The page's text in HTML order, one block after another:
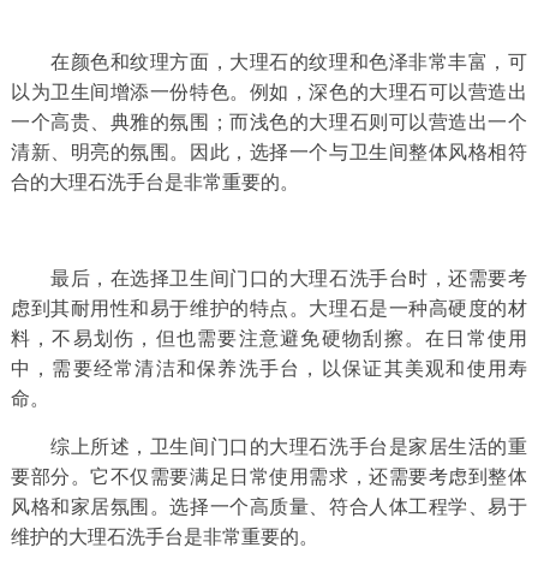
在颜色和纹理方面，大理石的纹理和色泽非常丰富，可
以为卫生间增添一份特色。例如，深色的大理石可以营造出
一个高贵、典雅的氛围；而浅色的大理石则可以营造出一个
清新、明亮的氛围。因此，选择一个与卫生间整体风格相符
合的大理石洗手台是非常重要的。
最后，在选择卫生间门口的大理石洗手台时，还需要考
虑到其耐用性和易于维护的特点。大理石是一种高硬度的材
料，不易划伤，但也需要注意避免硬物刮擦。在日常使用
中，需要经常清洁和保养洗手台，以保证其美观和使用寿
命。
综上所述，卫生间门口的大理石洗手台是家居生活的重
要部分。它不仅需要满足日常使用需求，还需要考虑到整体
风格和家居氛围。选择一个高质量、符合人体工程学、易于
维护的大理石洗手台是非常重要的。